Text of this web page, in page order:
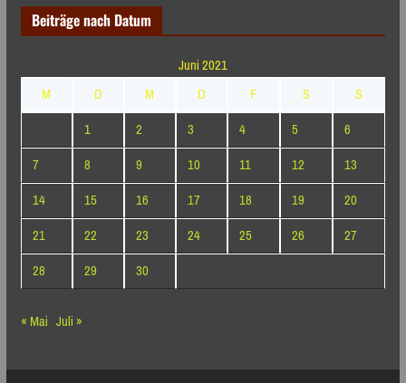
Beiträge nach Datum
Juni 2021
M
D M D F S
S
1
2 3 4 5
6
7
8 9 10 11 12
13
14
15 16 17 18 19
20
21
22 23 24 25 26
27
28
29
30
« Mai Juli »